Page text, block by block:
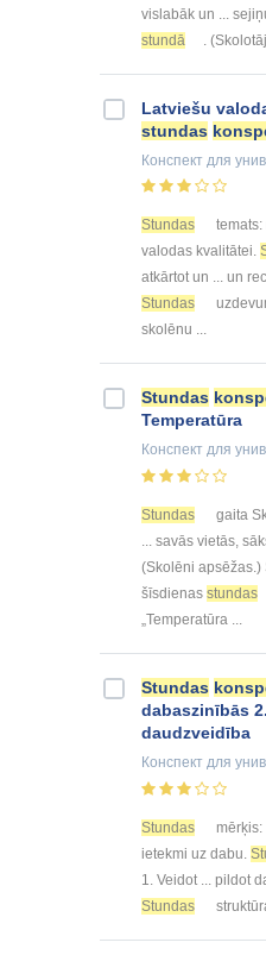
vislabāk un ...
stundā
.
Latviešu
stundas
Конспект для
Stundas
temats:
valodas kvalitātei.
atkārtot un ... un
Stundas
skolēnu ...
Stundas
Temperatūra
Конспект для
Stundas
gaita
... savās vietās,
(Skolēni apsēžas.)
šīsdienas stundas
„Temperatūra ...
Stundas
dabaszinībās
daudzveidība
Конспект для
Stundas
ietekmi uz dabu.
1. Veidot ... pildot
Stundas